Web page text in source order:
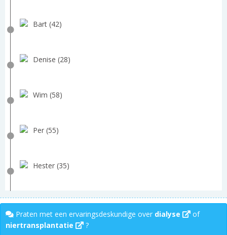
Bart (42)
Denise (28)
Wim (58)
Per (55)
Hester (35)
Praten met een ervaringsdeskundige over dialyse
of
niertransplantatie
?